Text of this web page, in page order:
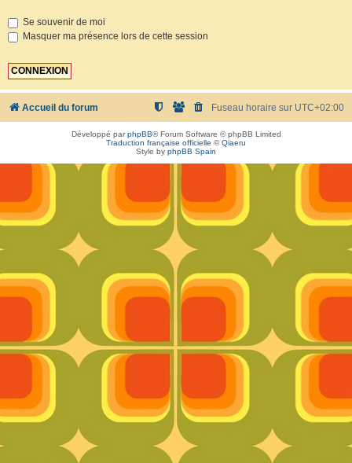
Se souvenir de moi
Masquer ma présence lors de cette session
Accueil du forum Fuseau horaire sur UTC+02:00
Développé parphpBB® Forum Software © phpBB Limited
Traduction française officielle ©Qiaeru
Style by phpBB Spain